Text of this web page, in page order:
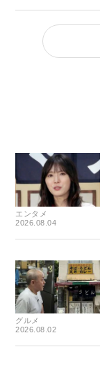
エンタメ
2026.08.04
グルメ
2026.08.02